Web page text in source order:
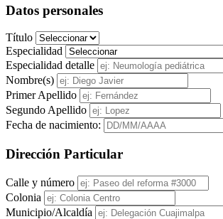
Datos personales
Título
Especialidad
Especialidad detalle
Nombre(s)
Primer Apellido
Segundo Apellido
Fecha de nacimiento:
Dirección Particular
Calle y número
Colonia
Municipio/Alcaldía